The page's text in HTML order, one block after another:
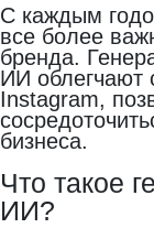
С каждым
все более
бренда.
ИИ облегчают
Instagram,
бизнеса.
Что такое
ИИ?